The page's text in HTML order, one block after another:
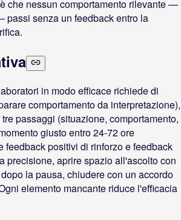
che nessun comportamento rilevante —
passi senza un feedback entro la
in modo efficace richiede di
comportamento da interpretazione),
passaggi (situazione, comportamento,
giusto entro 24-72 ore
feedback positivi di rinforzo e feedback
precisione, aprire spazio all'ascolto con
la pausa, chiudere con un accordo
elemento mancante riduce l'efficacia